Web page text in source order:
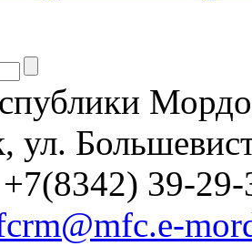
ул.
39-29-